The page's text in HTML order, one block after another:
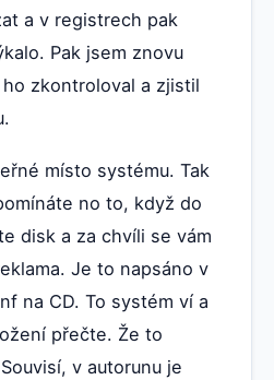
a v registrech pak
Pak jsem znovu
ho zkontroloval a zjistil
místo systému. Tak
no to, když do
disk a za chvíli se vám
Je to napsáno v
na CD. To systém ví a
přečte. Že to
v autorunu je